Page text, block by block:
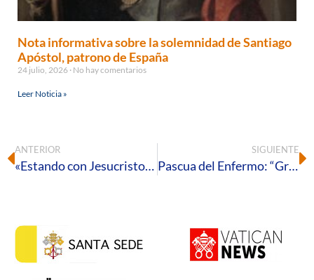
Nota informativa sobre la solemnidad de Santiago
Apóstol, patrono de España
24 julio, 2026 No hay comentarios
Leer Noticia »
ANTERIOR
«Estando con Jesucristo, nos dejaremos llevar»
SIGUIENTE
Pascua del Enfermo: “Gratis habéis recibido, dad gratis”